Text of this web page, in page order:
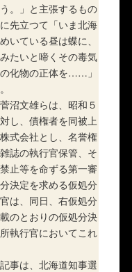
。」と主張するもの
先立つて「いま北海
いている昼は蝶に、
たいと啼くその毒気
化物の正体を……」
沼文雄らは、昭和５
し、債権者を同被上
式会社とし、名誉権
誌の執行官保管、そ
止等を命ずる第一審
決定を求める仮処分
は、同日、右仮処分
のとおりの仮処分決
執行官においてこれ
事は、北海道知事選